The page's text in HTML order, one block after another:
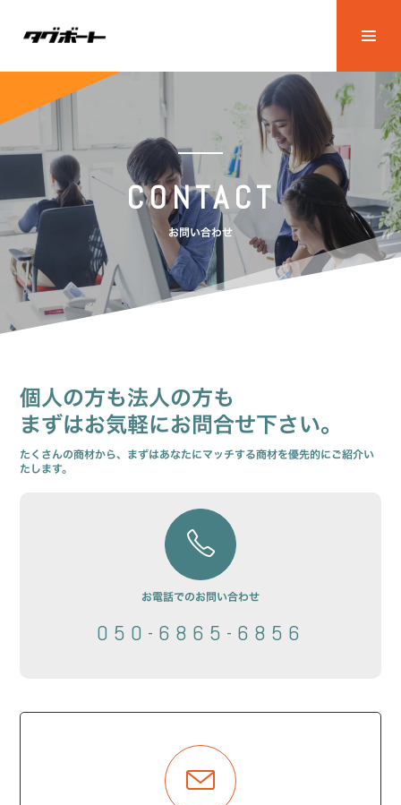
CONTACT
お問い合わせ
個人の方も法人の方も
まずはお気軽にお問合せ下さい。
たくさんの商材から、まずはあなたにマッチする商材を優先的にご紹介い
たします。
お電話でのお問い合わせ
050-6865-6856